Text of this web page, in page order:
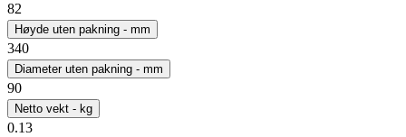
82
Høyde uten pakning - mm
340
Diameter uten pakning - mm
90
Netto vekt - kg
0.13